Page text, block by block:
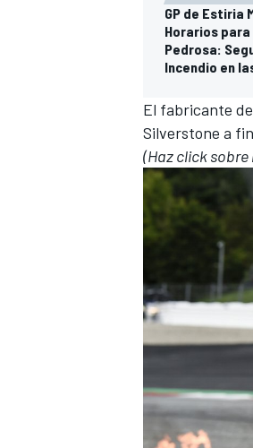
GP de Estiria
Horarios para
Pedrosa:
Incendio en
El fabricante
Silverstone a
(Haz click